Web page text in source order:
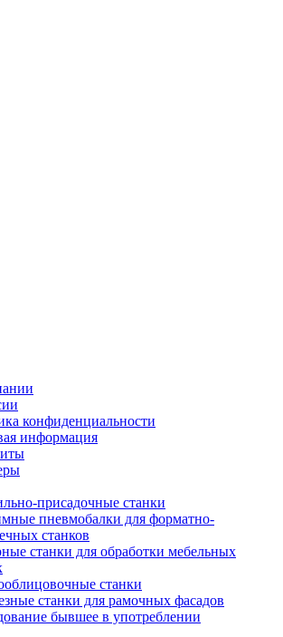
конфиденциальности
информация
присадочные станки
пневмобалки для форматно-
станков
станки для обработки мебельных
станки
станки для рамочных фасадов
бывшее в употреблении